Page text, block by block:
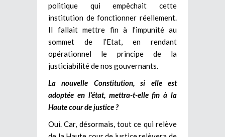
politique qui empêchait cette
institution de fonctionner réellement.
Il fallait mettre fin à l’impunité au
sommet de l’Etat, en rendant
opérationnel le principe de la
justiciabilité de nos gouvernants.
La nouvelle Constitution, si elle est
adoptée en l’état, mettra-t-elle fin à la
Haute cour de justice ?
Oui. Car, désormais, tout ce qui relève